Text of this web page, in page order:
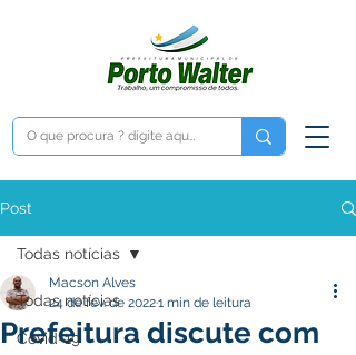
Post
Todas notícias
Covid-19
Todas notícias
Prefeitura discute com
Macson Alves
24 de fev. de 20221 min de leitura